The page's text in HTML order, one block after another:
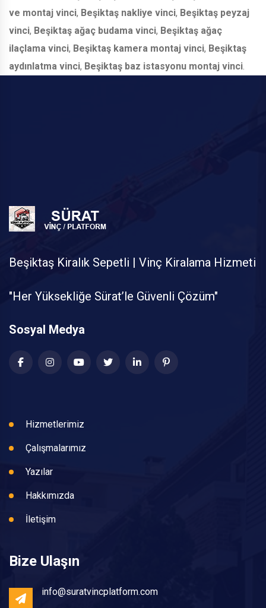
ve montaj vinci, Beşiktaş nakliye vinci, Beşiktaş peyzaj
vinci, Beşiktaş ağaç budama vinci, Beşiktaş ağaç
ilaçlama vinci, Beşiktaş kamera montaj vinci, Beşiktaş
aydınlatma vinci, Beşiktaş baz istasyonu montaj vinci
Beşiktaş Kiralık Sepetli | Vinç Kiralama Hizmeti
"Her Yüksekliğe Sürat’le Güvenli Çözüm"
Sosyal Medya
Hizmetlerimiz
Çalışmalarımız
Yazılar
Hakkımızda
İletişim
Bize Ulaşın
info@suratvincplatform.com